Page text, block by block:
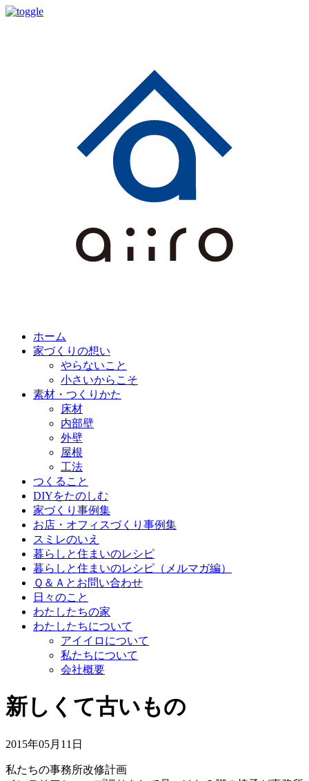
ホーム
家づくりの想い
やらないこと
小さいからこそ
素材・つくりかた
床材
内部壁
外壁
屋根
工法
つくること
DIYをたのしむ
家づくり事例集
お店・オフィスづくり事例集
スミレのいえ
暮らしと住まいのレシピ
暮らしと住まいのレシピ（メルマガ編）
Ｑ＆Ａとお問い合わせ
日々のこと
わたしたちの家
わたしたちについて
アイイロについて
私たちについて
会社概要
新しくて古いもの
2015年05月11日
私たちの事務所改修計画